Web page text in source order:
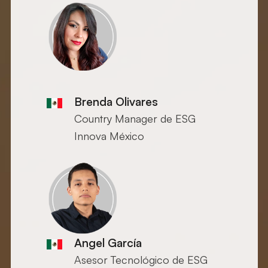
Brenda Olivares
Country Manager de ESG
Innova México
Angel García
Asesor Tecnológico de ESG